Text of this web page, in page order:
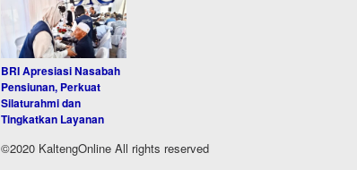
BRI Apresiasi Nasabah
Pensiunan, Perkuat
Silaturahmi dan
Tingkatkan Layanan
©2020 KaltengOnline All rights reserved